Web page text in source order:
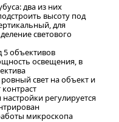
два из них
высоту под
для
светового
объективов
освещения, в
свет на объект и
регулируется
микроскопа